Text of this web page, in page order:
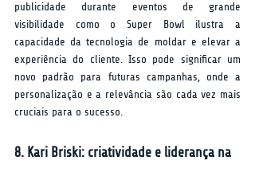
publicidade durante eventos de grande
visibilidade como o Super Bowl ilustra a
capacidade da tecnologia de moldar e elevar a
experiência do cliente. Isso pode significar um
novo padrão para futuras campanhas, onde a
personalização e a relevância são cada vez mais
cruciais para o sucesso.
8. Kari Briski: criatividade e liderança na